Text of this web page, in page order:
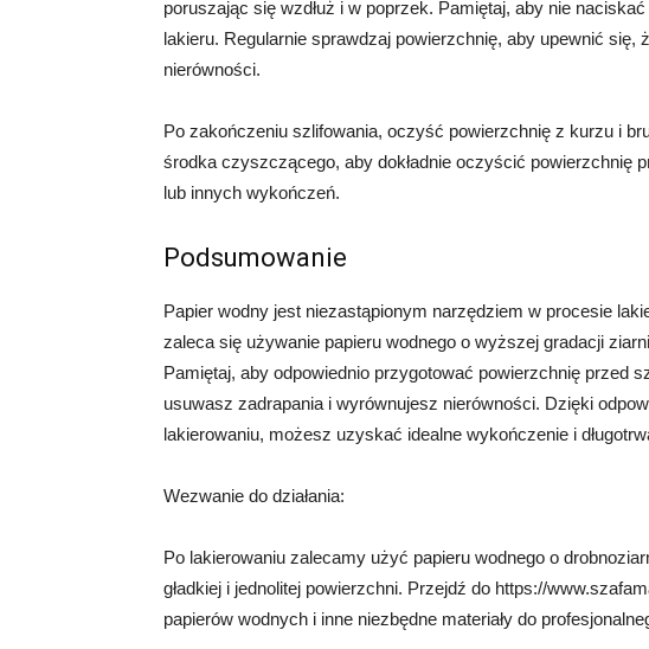
poruszając się wzdłuż i w poprzek. Pamiętaj, aby nie
lakieru. Regularnie sprawdzaj powierzchnię, aby upewnić się,
nierówności.
Po zakończeniu szlifowania, oczyść powierzchnię z kurzu i
środka czyszczącego, aby dokładnie oczyścić powierzchnię
lub innych wykończeń.
Podsumowanie
Papier wodny jest niezastąpionym narzędziem w procesie
zaleca się używanie papieru wodnego o wyższej gradacji
Pamiętaj, aby odpowiednio przygotować powierzchnię przed
usuwasz zadrapania i wyrównujesz nierówności. Dzięki
lakierowaniu, możesz uzyskać idealne wykończenie i
Wezwanie do działania:
Po lakierowaniu zalecamy użyć papieru wodnego o
gładkiej i jednolitej powierzchni. Przejdź do https://
papierów wodnych i inne niezbędne materiały do